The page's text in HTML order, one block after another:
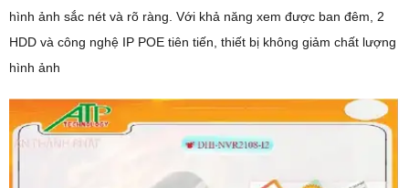
hình ảnh sắc nét và rõ ràng. Với khả năng xem được ban đêm, 2
HDD và công nghệ IP POE tiên tiến, thiết bị không giảm chất lượng
hình ảnh